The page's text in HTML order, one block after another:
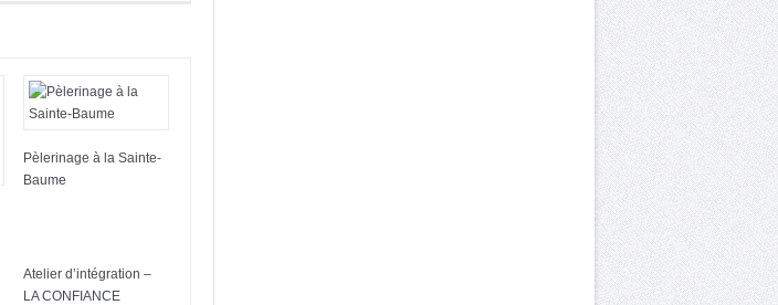
Pèlerinage à la Sainte-
Baume
Atelier d’intégration –
LA CONFIANCE